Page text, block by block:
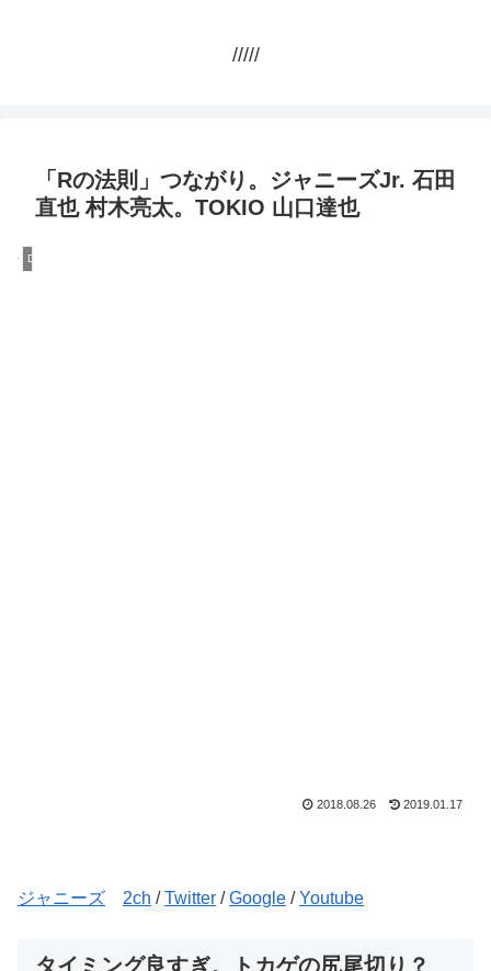
/////
「Rの法則」つながり。ジャニーズJr. 石田
直也 村木亮太。TOKIO 山口達也
DQN
2018.08.26 2019.01.17
ジャニーズ 2ch /Twitter /Google /Youtube
タイミング良すぎ。トカゲの尻尾切り？